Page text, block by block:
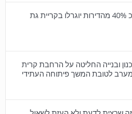
ובנייה החליטה על הרחבת קרית
ומערב לטובת המשך פיתוחה העתידי